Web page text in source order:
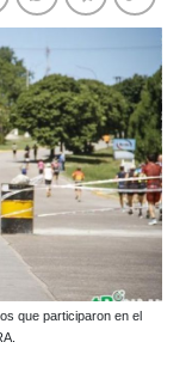
que participaron en el